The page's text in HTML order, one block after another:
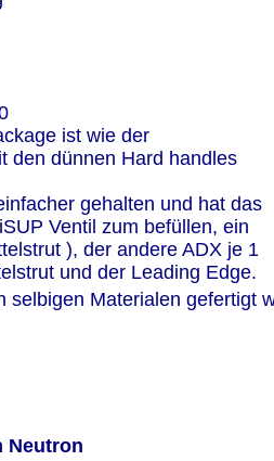
ist wie der
den dünnen Hard handles
gehalten und hat das
Ventil zum befüllen, ein
), der andere ADX je 1
und der Leading Edge.
selbigen Materialen gefertigt
Neutron